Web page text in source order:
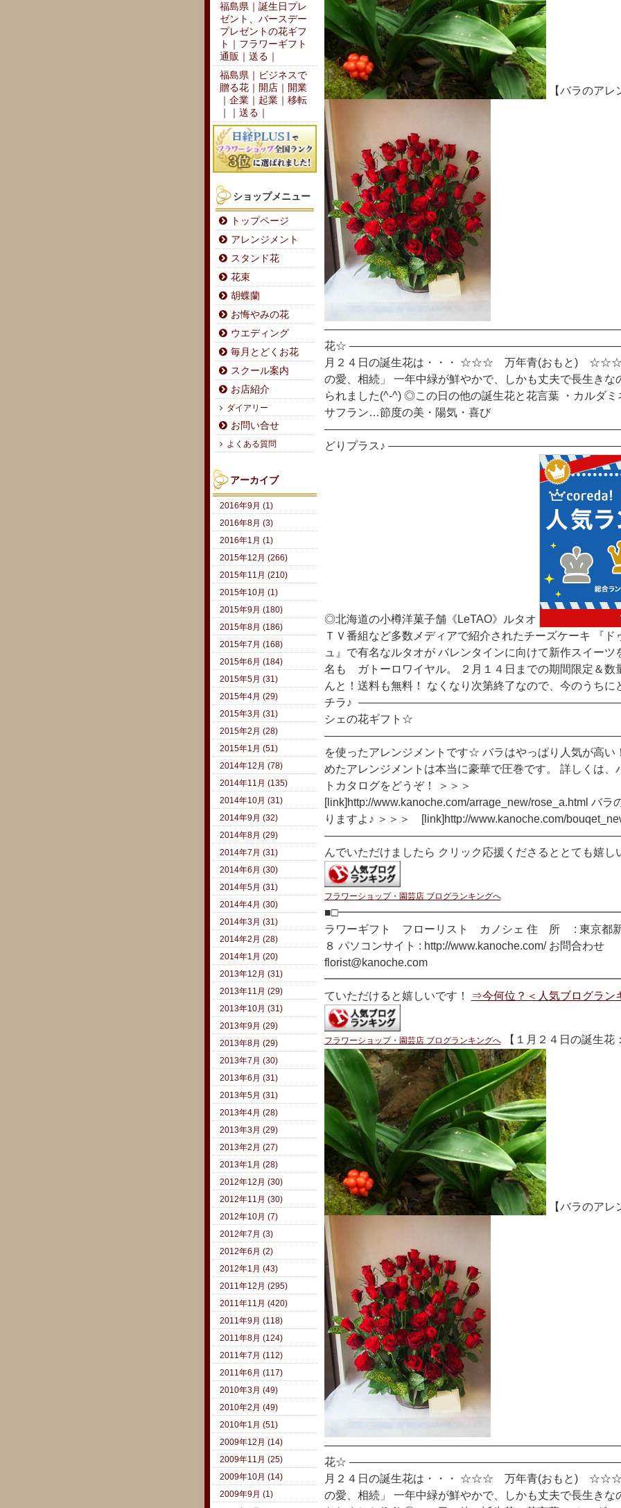
【バラのアレ
―――――――――――――――――――――――――――――
花☆
月２４日の誕生花は・・・ ☆☆☆ 万年青(おもと)
の愛、相続」 一年中緑が鮮やかで、しかも丈夫で長生きな
られました(^-^) ◎この日の他の誕生花と花言葉 ・カルダ
サフラン…節度の美・陽気・喜び
―――――――――――――――――――――――――――――
どりプラス♪
◎北海道の小樽洋菓子舗《LeTAO》ルタオ
ＴＶ番組など多数メディアで紹介されたチーズケーキ 『ド
ュ』で有名なルタオが バレンタインに向けて新作スイー
名も ガトーロワイヤル。 ２月１４日までの期間限定＆数
んと！送料も無料！ なくなり次第終了なので、今のうち
チラ♪
シェの花ギフト☆
―――――――――――――――――――――――――――――
を使ったアレンジメントです☆ バラはやっぱり人気が高い
めたアレンジメントは本当に豪華で圧巻です。 詳しくは、
トカタログをどうぞ！ ＞＞＞
[link]http://www.kanoche.com/arrage_new/rose_a.html バラ
りますよ♪ ＞＞＞ [link]http://www.kanoche.com/
―――――――――――――――――――――――――――――
んでいただけましたら クリック応援くださるととても嬉
フラワーショップ・園芸店 ブログランキングへ
■□━━━━━━━━━━━━━━━━━━━━━━━━━━━
ラワーギフト フローリスト カノシェ 住 所 : 東京都新
８ パソコンサイト : http://www.kanoche.com/ お問合わ
florist@kanoche.com
━━━━━━━━━━━━━━━━━━━━━━━━━━━□■ 応
ていただけると嬉しいです！
⇒今何位？＜人気ブログラン
フラワーショップ・園芸店 ブログランキングへ【１月２４日の誕生花
【バラのアレ
―――――――――――――――――――――――――――――
花☆
月２４日の誕生花は・・・ ☆☆☆ 万年青(おもと)
の愛、相続」 一年中緑が鮮やかで、しかも丈夫で長生きな
福島県｜誕生日プレ
ゼント、バースデー
プレゼントの花ギフ
ト｜フラワーギフト
通販｜送る｜
福島県｜ビジネスで
贈る花｜開店｜開業
｜企業｜起業｜移転
｜｜送る｜
ショップメニュー
トップページ
アレンジメント
スタンド花
花束
胡蝶蘭
お悔やみの花
ウエディング
毎月とどくお花
スクール案内
お店紹介
ダイアリー
お問い合せ
よくある質問
アーカイブ
2016年9月 (1)
2016年8月 (3)
2016年1月 (1)
2015年12月 (266)
2015年11月 (210)
2015年10月 (1)
2015年9月 (180)
2015年8月 (186)
2015年7月 (168)
2015年6月 (184)
2015年5月 (31)
2015年4月 (29)
2015年3月 (31)
2015年2月 (28)
2015年1月 (51)
2014年12月 (78)
2014年11月 (135)
2014年10月 (31)
2014年9月 (32)
2014年8月 (29)
2014年7月 (31)
2014年6月 (30)
2014年5月 (31)
2014年4月 (30)
2014年3月 (31)
2014年2月 (28)
2014年1月 (20)
2013年12月 (31)
2013年11月 (29)
2013年10月 (31)
2013年9月 (29)
2013年8月 (29)
2013年7月 (30)
2013年6月 (31)
2013年5月 (31)
2013年4月 (28)
2013年3月 (29)
2013年2月 (27)
2013年1月 (28)
2012年12月 (30)
2012年11月 (30)
2012年10月 (7)
2012年7月 (3)
2012年6月 (2)
2012年1月 (43)
2011年12月 (295)
2011年11月 (420)
2011年9月 (118)
2011年8月 (124)
2011年7月 (112)
2011年6月 (117)
2010年3月 (49)
2010年2月 (49)
2010年1月 (51)
2009年12月 (14)
2009年11月 (25)
2009年10月 (14)
2009年9月 (1)